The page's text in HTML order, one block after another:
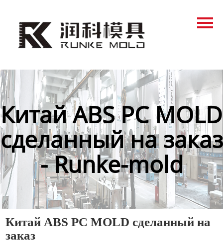
Продукция
Контакты
Китай ABS PC MOLD
сделанный на заказ
- Runke-mold
Китай ABS PC MOLD сделанный на
заказ